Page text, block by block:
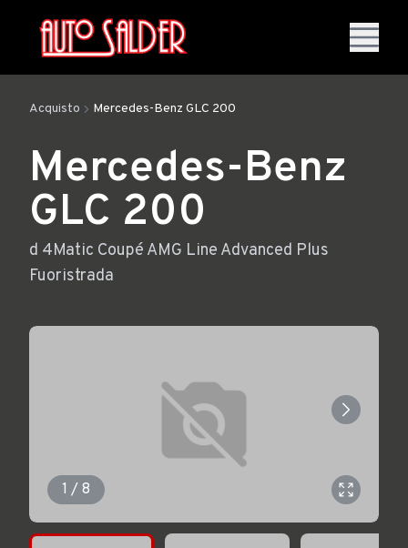
Acquisto Mercedes-Benz GLC 200
Mercedes-Benz
GLC 200
d 4Matic Coupé AMG Line Advanced Plus
Fuoristrada
1 / 8